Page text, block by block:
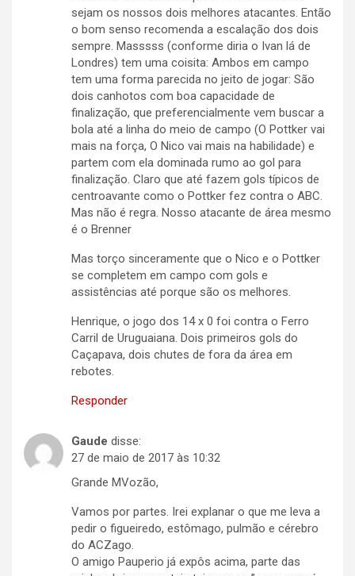
sejam os nossos dois melhores atacantes. Então
o bom senso recomenda a escalação dos dois
sempre. Masssss (conforme diria o Ivan lá de
Londres) tem uma coisita: Ambos em campo
tem uma forma parecida no jeito de jogar: São
dois canhotos com boa capacidade de
finalização, que preferencialmente vem buscar a
bola até a linha do meio de campo (O Pottker vai
mais na força, O Nico vai mais na habilidade) e
partem com ela dominada rumo ao gol para
finalização. Claro que até fazem gols típicos de
centroavante como o Pottker fez contra o ABC.
Mas não é regra. Nosso atacante de área mesmo
é o Brenner
Mas torço sinceramente que o Nico e o Pottker
se completem em campo com gols e
assistências até porque são os melhores.
Henrique, o jogo dos 14 x 0 foi contra o Ferro
Carril de Uruguaiana. Dois primeiros gols do
Caçapava, dois chutes de fora da área em
rebotes.
Responder
Gaude disse:
27 de maio de 2017 às 10:32
Grande MVozão,
Vamos por partes. Irei explanar o que me leva a
pedir o figueiredo, estômago, pulmão e cérebro
do ACZago.
O amigo Pauperio já expôs acima, parte das